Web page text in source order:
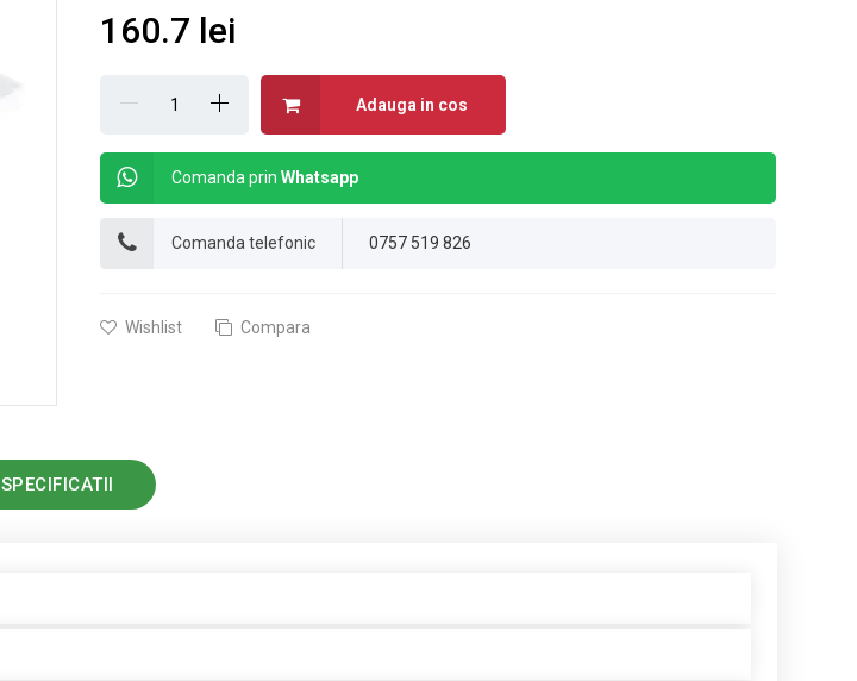
160.7 lei
Adauga in cos
Comanda prinWhatsapp
Comanda telefonic 0757 519 826
Wishlist Compara
SPECIFICATII